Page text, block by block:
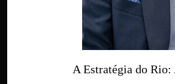
A Estratégia do